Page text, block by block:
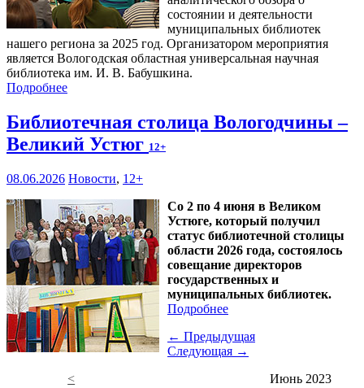
состоянии и деятельности
муниципальных библиотек
нашего региона за 2025 год. Организатором мероприятия
является Вологодская областная универсальная научная
библиотека им. И. В. Бабушкина.
Подробнее
Библиотечная столица Вологодчины –
Великий Устюг 12+
08.06.2026 Новости, 12+
Со 2 по 4 июня в Великом
Устюге, который получил
статус библиотечной столицы
области 2026 года, состоялось
совещание директоров
государственных и
муниципальных библиотек.
Подробнее
← Предыдущая
Следующая →
<
Июнь 2023